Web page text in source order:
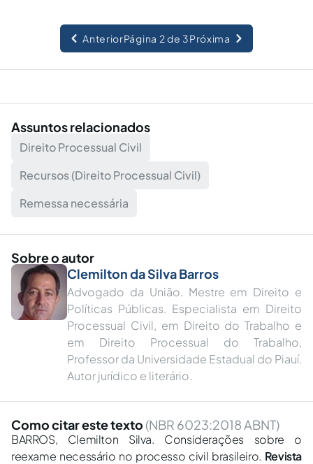
AnteriorPágina 2 de 3Próxima
Assuntos relacionados
Direito Processual Civil
Recursos (Direito Processual Civil)
Remessa necessária
Sobre o autor
Clemilton da Silva Barros
Advogado da União. Mestre em Direito e
Políticas Públicas. Especialista em Direito
Processual Civil, em Direito do Trabalho e
em Direito Processual do Trabalho,
Professor da Universidade Estadual do Piauí.
Autor jurídico e literário.
Como citar este texto (NBR 6023:2018 ABNT)
BARROS, Clemilton Silva. Considerações sobre o
reexame necessário no processo civil brasileiro. Revista